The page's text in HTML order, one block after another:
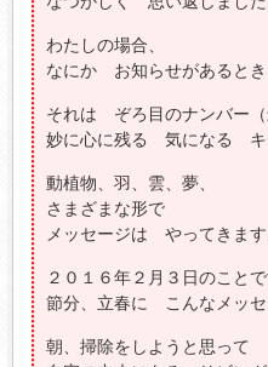
わたしの場合、
なにか お知らせがあるとき
それは ぞろ目のナンバー
妙に心に残る 気になる キ
動植物、羽、雲、夢、
さまざまな形で
メッセージは やってきます
２０１６年２月３日のことで
節分、立春に こんなメッセ
朝、掃除をしようと思って